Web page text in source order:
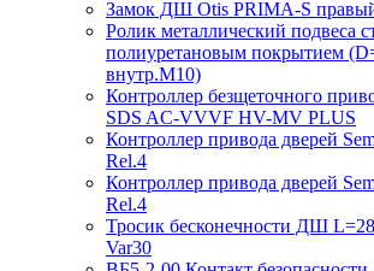
Замок ДШ Otis PRIMA-S
Ролик металлический подвеса
полиуретановым покрытием
внутр.М10)
Контроллер безщеточного
SDS AC-VVVF HV-MV PLUS
Контроллер привода дверей
Rel.4
Контроллер привода дверей
Rel.4
Тросик бесконечности ДШ
Var30